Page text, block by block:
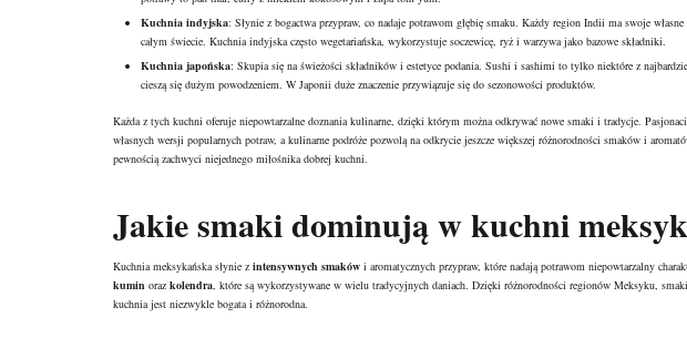
Kuchnia indyjska: Słynie z bogactwa przypraw, co nadaje potrawom głębię smaku. Każdy region Indii ma swoje
całym świecie. Kuchnia indyjska często wegetariańska, wykorzystuje soczewicę, ryż i warzywa jako bazowe składniki.
Kuchnia japońska: Skupia się na świeżości składników i estetyce podania. Sushi i sashimi to tylko niektóre z
cieszą się dużym powodzeniem. W Japonii duże znaczenie przywiązuje się do sezonowości produktów.
Każda z tych kuchni oferuje niepowtarzalne doznania kulinarne, dzięki którym można odkrywać nowe smaki i tradycje.
własnych wersji popularnych potraw, a kulinarne podróże pozwolą na odkrycie jeszcze większej różnorodności smaków i
pewnością zachwyci niejednego miłośnika dobrej kuchni.
Jakie smaki dominują w kuchni
Kuchnia meksykańska słynie z intensywnych smaków i aromatycznych przypraw, które nadają potrawom niepowtarzalny
kumin oraz kolendra, które są wykorzystywane w wielu tradycyjnych daniach. Dzięki różnorodności regionów Meksyku,
kuchnia jest niezwykle bogata i różnorodna.